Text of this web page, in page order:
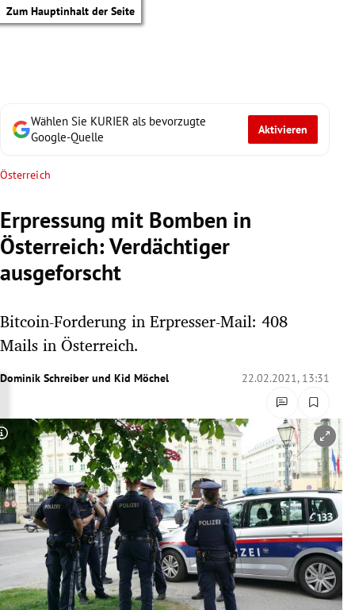
Zum Hauptinhalt der Seite
Untermenü
Untermenü
Untermenü
Untermenü
Untermenü
Untermenü
Untermenü
Wählen Sie KURIER als bevorzugte
Google-Quelle
Aktivieren
Österreich
Erpressung mit Bomben in
Österreich: Verdächtiger
ausgeforscht
Bitcoin-Forderung in Erpresser-Mail: 408
Mails in Österreich.
Dominik Schreiber und Kid Möchel 22.02.2021, 13:31
Copyright-Hinweis öffnen/schließen